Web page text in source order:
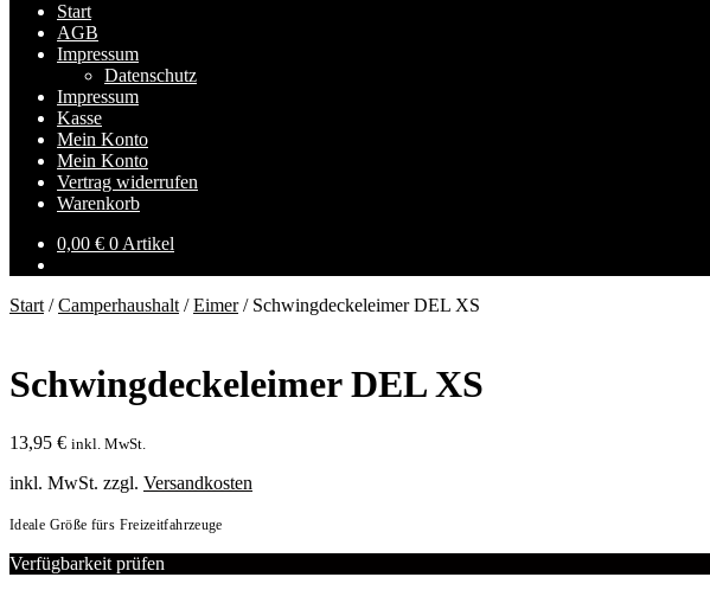
Start
AGB
Impressum
Datenschutz
Impressum
Kasse
Mein Konto
Mein Konto
Vertrag widerrufen
Warenkorb
0,00 € 0 Artikel
Start /Camperhaushalt /Eimer/ Schwingdeckeleimer DEL XS
Schwingdeckeleimer DEL XS
13,95 € inkl. MwSt.
inkl. MwSt. zzgl. Versandkosten
Ideale Größe fürs Freizeitfahrzeuge
Verfügbarkeit prüfen